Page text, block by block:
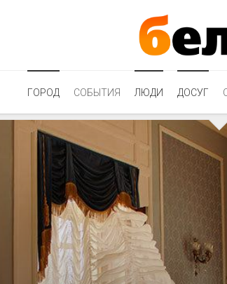
ГОРОД СОБЫТИЯ ЛЮДИ ДОСУГ